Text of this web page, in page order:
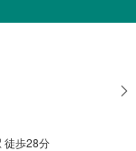
歩17分
徒歩28分